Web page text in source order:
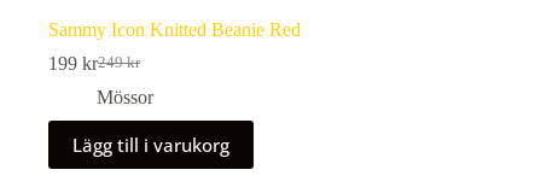
Sammy Icon Knitted Beanie Red
249kr
Det
ursprungliga
var:
249 kr.
199 krDet
nuvarande
199 kr.
Mössor
Lägg till i varukorg